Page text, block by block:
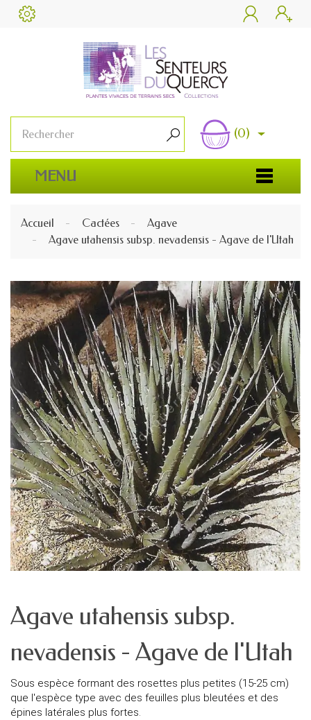
 
 (0)
MENU
Accueil Cactées
Agave
Agave utahensis subsp. nevadensis - Agave de l'Utah
Agave utahensis subsp.
nevadensis - Agave de l'Utah
Sous espèce formant des rosettes plus petites (15-25 cm)
que l'espèce type avec des feuilles plus bleutées et des
épines latérales plus fortes.